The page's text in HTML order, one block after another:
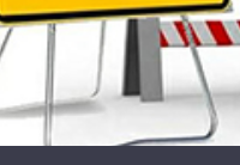
SIÈCLE
RÉUNIONS
DU
CONSEIL
MUNICIPAL
ARRÊTÉS
DÉCISIONS
MAIRE
LES
ÉCOLES
ESPACE
JEUNES
11
ENVIRONNEMENT
L'ASSAINISSEMENT
LA
RÉSIDENCE
AUTONOMIE
DE
MUSIQUE
L'ÉCOLE
COMMUNAUTAIRE
DANSE
LA
PISCINE
VOIE
VERTE
VISITES
DÉCOUVERTES
LES
LE